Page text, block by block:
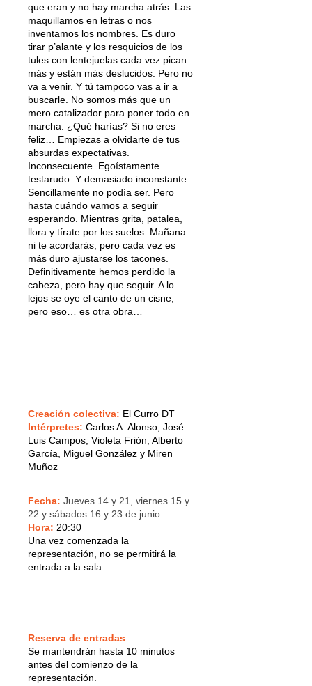
que eran y no hay marcha atrás. Las
maquillamos en letras o nos
inventamos los nombres. Es duro
tirar p’alante y los resquicios de los
tules con lentejuelas cada vez pican
más y están más deslucidos. Pero no
va a venir. Y tú tampoco vas a ir a
buscarle. No somos más que un
mero catalizador para poner todo en
marcha. ¿Qué harías? Si no eres
feliz… Empiezas a olvidarte de tus
absurdas expectativas.
Inconsecuente. Egoístamente
testarudo. Y demasiado inconstante.
Sencillamente no podía ser. Pero
hasta cuándo vamos a seguir
esperando. Mientras grita, patalea,
llora y tírate por los suelos. Mañana
ni te acordarás, pero cada vez es
más duro ajustarse los tacones.
Definitivamente hemos perdido la
cabeza, pero hay que seguir. A lo
lejos se oye el canto de un cisne,
pero eso… es otra obra…
Creación colectiva: El Curro DT
Intérpretes: Carlos A. Alonso, José
Luis Campos, Violeta Frión, Alberto
García, Miguel González y Miren
Muñoz
Fecha: Jueves 14 y 21, viernes 15 y
22 y sábados 16 y 23 de junio
Hora: 20:30
Una vez comenzada la
representación, no se permitirá la
entrada a la sala.
Reserva de entradas
Se mantendrán hasta 10 minutos
antes del comienzo de la
representación.